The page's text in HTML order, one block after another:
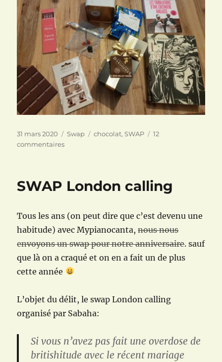
Publié
le
31 mars 2020 Catégories
Swap Étiquettes
chocolat,SWAP
12
commentairessur
(réception)
SWAP London calling
Tous les ans (on peut dire que c’est devenu une
habitude) avec Mypianocanta,nous nous
envoyons un swap pour notre anniversaire. sauf
que là on a craqué et on en a fait un de plus
cette année
L’objet du délit, le swap London calling
organisé par Sabaha:
Si vous n’avez pas fait une overdose de
britishitude avec le récent mariage